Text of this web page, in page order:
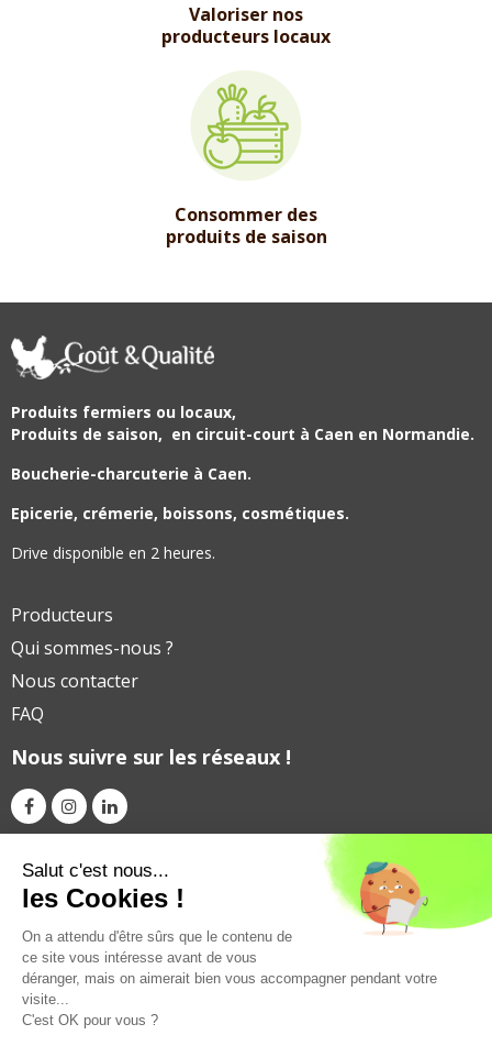
Valoriser nos
producteurs locaux
Consommer des
produits de saison
Produits fermiers ou locaux,
Produits de saison, en circuit-court à Caen en Normandie.
Boucherie-charcuterie à Caen.
Epicerie, crémerie, boissons, cosmétiques.
Drive disponible en 2 heures.
Producteurs
Qui sommes-nous ?
Nous contacter
FAQ
Nous suivre sur les réseaux !
Avec le soutien financier de
Salut c'est nous...
les Cookies !
On a attendu d'être sûrs que le contenu de
ce site vous intéresse avant de vous
déranger, mais on aimerait bien vous accompagner pendant votre
visite...
C'est OK pour vous ?